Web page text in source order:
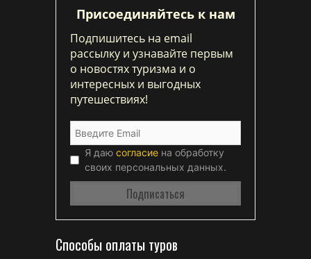
Присоединяйтесь к нам
Подпишитесь на email
рассылку и узнавайте первым
о новостях туризма и о
интересных и выгодных
путешествиях!
Я даю согласие на обработку
своих персональных данных.
Способы оплаты туров